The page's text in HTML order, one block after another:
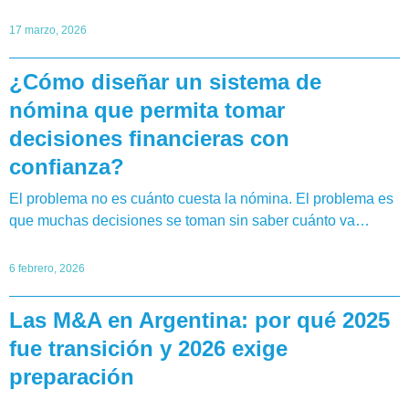
17 marzo, 2026
¿Cómo diseñar un sistema de
nómina que permita tomar
decisiones financieras con
confianza?
El problema no es cuánto cuesta la nómina. El problema es
que muchas decisiones se toman sin saber cuánto va…
6 febrero, 2026
Las M&A en Argentina: por qué 2025
fue transición y 2026 exige
preparación